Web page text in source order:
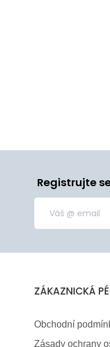
Registrujte
ZÁKAZNICKÁ
Obchodní
Zásady ochrany